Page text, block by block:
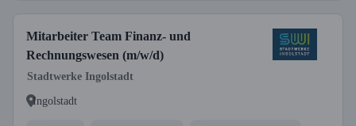
Mitarbeiter Team Finanz- und
Rechnungswesen (m/w/d)
Stadtwerke Ingolstadt
Ingolstadt